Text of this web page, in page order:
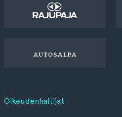
Oikeudenhaltijat